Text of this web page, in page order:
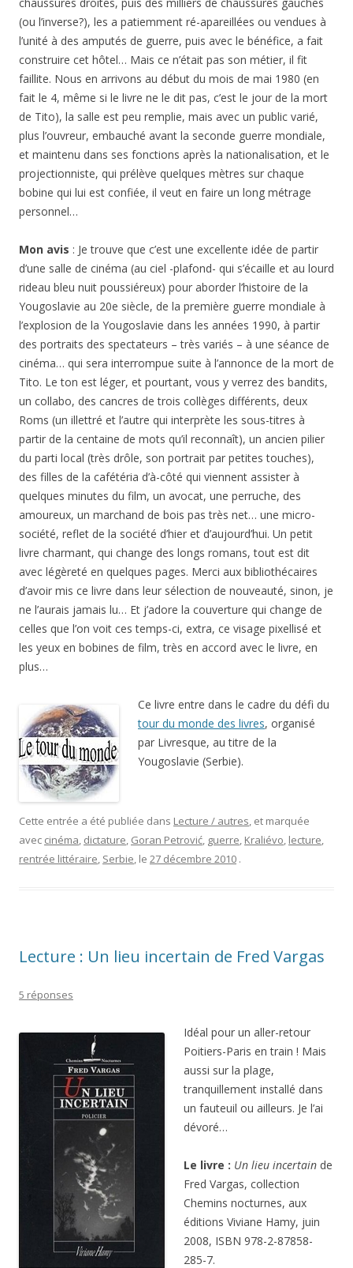
(ou l’inverse?), les a patiemment ré-apareillées ou vendues à
l’unité à des amputés de guerre, puis avec le bénéfice, a fait
construire cet hôtel… Mais ce n’était pas son métier, il fit
faillite. Nous en arrivons au début du mois de mai 1980 (en
fait le 4, même si le livre ne le dit pas, c’est le jour de la mort
de Tito), la salle est peu remplie, mais avec un public varié,
plus l’ouvreur, embauché avant la seconde guerre mondiale,
et maintenu dans ses fonctions après la nationalisation, et le
projectionniste, qui prélève quelques mètres sur chaque
bobine qui lui est confiée, il veut en faire un long métrage
personnel…
Mon avis : Je trouve que c’est une excellente idée de partir
d’une salle de cinéma (au ciel -plafond- qui s’écaille et au lourd
rideau bleu nuit poussiéreux) pour aborder l’histoire de la
Yougoslavie au 20e siècle, de la première guerre mondiale à
l’explosion de la Yougoslavie dans les années 1990, à partir
des portraits des spectateurs – très variés – à une séance de
cinéma… qui sera interrompue suite à l’annonce de la mort de
Tito. Le ton est léger, et pourtant, vous y verrez des bandits,
un collabo, des cancres de trois collèges différents, deux
Roms (un illettré et l’autre qui interprète les sous-titres à
partir de la centaine de mots qu’il reconnaît), un ancien pilier
du parti local (très drôle, son portrait par petites touches),
des filles de la cafétéria d’à-côté qui viennent assister à
quelques minutes du film, un avocat, une perruche, des
amoureux, un marchand de bois pas très net… une micro-
société, reflet de la société d’hier et d’aujourd’hui. Un petit
livre charmant, qui change des longs romans, tout est dit
avec légèreté en quelques pages. Merci aux bibliothécaires
d’avoir mis ce livre dans leur sélection de nouveauté, sinon, je
ne l’aurais jamais lu… Et j’adore la couverture qui change de
celles que l’on voit ces temps-ci, extra, ce visage pixellisé et
les yeux en bobines de film, très en accord avec le livre, en
plus…
Ce livre entre dans le cadre du défi du
tour du monde des livres, organisé
par Livresque, au titre de la
Yougoslavie (Serbie).
Cette entrée a été publiée dans Lecture / autres , et marquée
avec cinéma dictature Goran Petrović guerre Kraliévo lecture
rentrée littéraire Serbie , le 27 décembre 2010 .
Lecture : Un lieu incertain de Fred Vargas
5 réponses
Idéal pour un aller-retour
Poitiers-Paris en train ! Mais
aussi sur la plage,
tranquillement installé dans
un fauteuil ou ailleurs. Je l’ai
dévoré…
Le livre : Un lieu incertain de
Fred Vargas, collection
Chemins nocturnes, aux
éditions Viviane Hamy, juin
2008, ISBN 978-2-87858-
285-7.